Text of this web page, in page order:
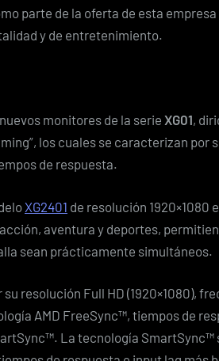
parte de la oferta de esta
y de entretenimiento.
monitores de la serieXG01,
los cuales se caracterizan por
de respuesta.
XG2401 de resolución 1920×1080
aventura y deportes,
sean prácticamente simultáneos.
resolución Full HD (1920×1080),
AMD FreeSync™, tiempos de
La tecnología SmartSync™